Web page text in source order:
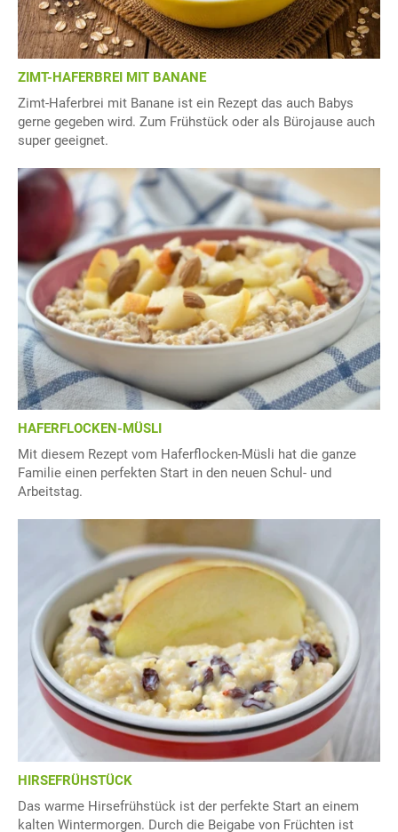
ZIMT-HAFERBREI MIT BANANE
Zimt-Haferbrei mit Banane ist ein Rezept das auch Babys
gerne gegeben wird. Zum Frühstück oder als Bürojause auch
super geeignet.
HAFERFLOCKEN-MÜSLI
Mit diesem Rezept vom Haferflocken-Müsli hat die ganze
Familie einen perfekten Start in den neuen Schul- und
Arbeitstag.
HIRSEFRÜHSTÜCK
Das warme Hirsefrühstück ist der perfekte Start an einem
kalten Wintermorgen. Durch die Beigabe von Früchten ist